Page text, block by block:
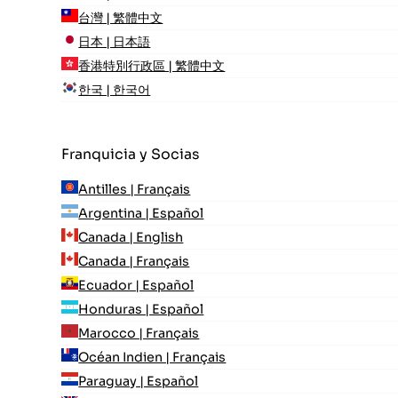
台灣 | 繁體中文
日本 | 日本語
香港特別行政區 | 繁體中文
한국 | 한국어
Franquicia y Socias
Antilles | Français
Argentina | Español
Canada | English
Canada | Français
Ecuador | Español
Honduras | Español
Marocco | Français
Océan Indien | Français
Paraguay | Español